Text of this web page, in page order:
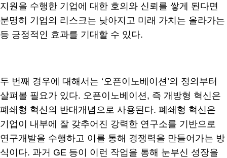
지원을 수행한 기업에 대한 호의와 신뢰를 쌓게 된다면
분명히 기업의 리스크는 낮아지고 미래 가치는 올라가는
등 긍정적인 효과를 기대할 수 있다.
두 번째 경우에 대해서는 ‘오픈이노베이션’의 정의부터
살펴볼 필요가 있다. 오픈이노베이션, 즉 개방형 혁신은
폐쇄형 혁신의 반대개념으로 사용된다. 폐쇄형 혁신은
기업이 내부에 잘 갖추어진 강력한 연구소를 기반으로
연구개발을 수행하고 이를 통해 경쟁력을 만들어가는 방
식이다. 과거 GE 등이 이런 작업을 통해 눈부신 성장을